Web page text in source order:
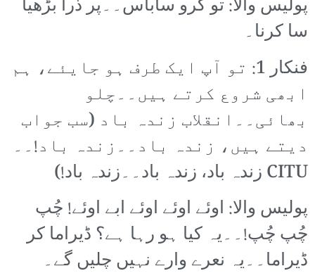
پولیس والا: تو کرو ساباس۔۔پر ذرا بڑھیا
سا کرنا۔
فنکار 1: تو آپ ایک طرف ہو جایئے، ہم
ابھی شروع کرتے ہیں۔۔چلو
بھائی۔۔انقلاب زندہ باد (سب جواب
دیتے ہیں، زندہ باد۔۔زندہ باد!۔۔
CITU زندہ باد، زندہ باد۔۔زندہ باد!)
پولیس والا: اوئے اوئے اوئے ابے اوئے! چُپ
چُپ چُپ!۔۔یہ کیا ہو رہا ہے؟ ڈیراما کر
ڈیراما۔۔یہ نعرے وارے نہیں چلیں گے۔